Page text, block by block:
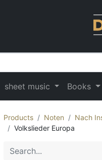
sheet music Books
Products Noten Nach
Volkslieder Europa